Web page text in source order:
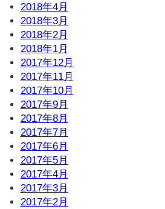
2018年4月
2018年3月
2018年2月
2018年1月
2017年12月
2017年11月
2017年10月
2017年9月
2017年8月
2017年7月
2017年6月
2017年5月
2017年4月
2017年3月
2017年2月